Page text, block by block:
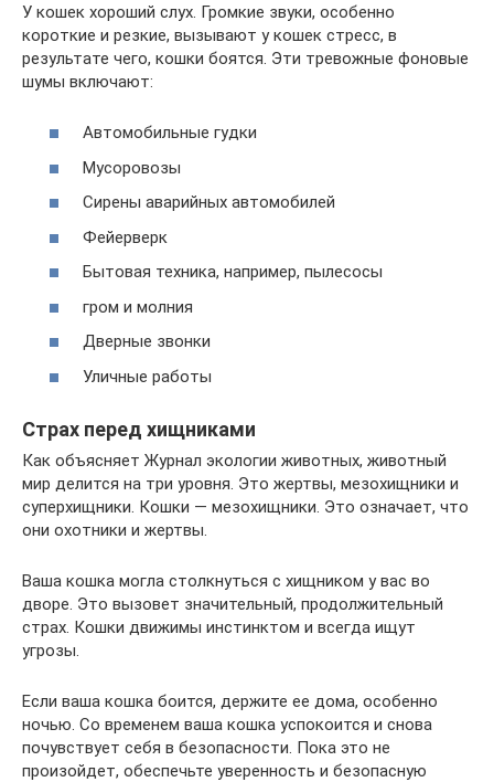
У кошек хороший слух. Громкие звуки, особенно
короткие и резкие, вызывают у кошек стресс, в
результате чего, кошки боятся. Эти тревожные фоновые
шумы включают:
Автомобильные гудки
Мусоровозы
Сирены аварийных автомобилей
Фейерверк
Бытовая техника, например, пылесосы
гром и молния
Дверные звонки
Уличные работы
Страх перед хищниками
Как объясняет Журнал экологии животных, животный
мир делится на три уровня. Это жертвы, мезохищники и
суперхищники. Кошки — мезохищники. Это означает, что
они охотники и жертвы.
Ваша кошка могла столкнуться с хищником у вас во
дворе. Это вызовет значительный, продолжительный
страх. Кошки движимы инстинктом и всегда ищут
угрозы.
Если ваша кошка боится, держите ее дома, особенно
ночью. Со временем ваша кошка успокоится и снова
почувствует себя в безопасности. Пока это не
произойдет, обеспечьте уверенность и безопасную